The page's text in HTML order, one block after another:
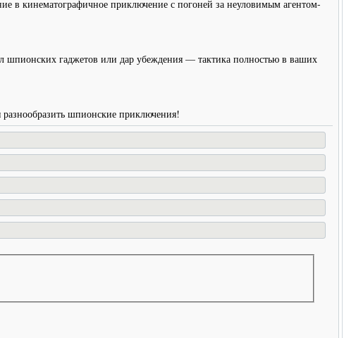
в кинематографичное приключение с погоней за неуловимым агентом-
шпионских гаджетов или дар убеждения — тактика полностью в ваших
шпионские приключения!